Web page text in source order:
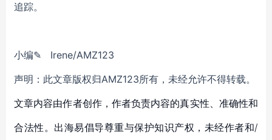
追踪。
小编✎ Irene/AMZ123
声明：此文章版权归AMZ123所有，未经允许不得转载。
文章内容由作者创作，作者负责内容的真实性、准确性和
合法性。出海易倡导尊重与保护知识产权，未经作者和/